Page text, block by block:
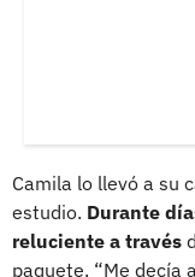
Camila lo llevó a su
estudio. Durante
reluciente a través
paquete. “Me decía